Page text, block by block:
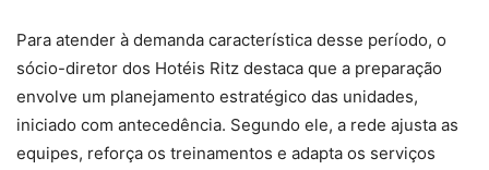
Para atender à demanda característica desse período, o
sócio-diretor dos Hotéis Ritz destaca que a preparação
envolve um planejamento estratégico das unidades,
iniciado com antecedência. Segundo ele, a rede ajusta as
equipes, reforça os treinamentos e adapta os serviços